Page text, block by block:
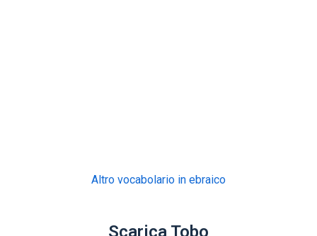
Altro vocabolario in ebraico
Scarica Tobo